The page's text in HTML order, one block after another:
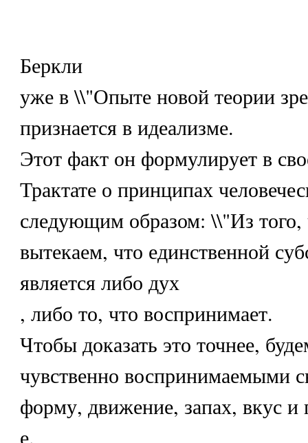
Беркли
уже в \\"Опыте новой теории
признается в идеализме.
Этот факт он формулирует в
Трактате о принципах
следующим образом: \\"Из того,
вытекаем, что единственной
является либо дух
, либо то, что воспринимает.
Чтобы доказать это точнее,
чувственно воспринимаемыми
форму, движение, запах, вкус
е.